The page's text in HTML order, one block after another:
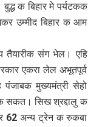
क बिहार मे पर्यटकक
उम्मीद बिहार क आम
तैयारीक संग भेल। एहि
एकरा लेल अभूतपूर्व
मुख्यमंत्री सेहो
सकत। सिख श्रद्दालु क
62 अन्य ट्रेन क रुकबा